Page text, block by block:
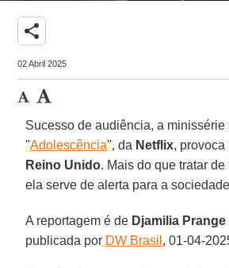
share
02 Abril 2025
Sucesso de audiência, a minissérie
"Adolescência", da Netflix,
Reino Unido. Mais do que tratar
ela serve de alerta para a
A reportagem é de Djamilia
publicada por DW Brasil , 01-04-